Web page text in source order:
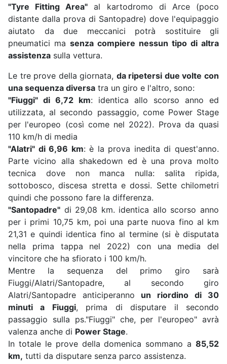
"Tyre Fitting Area" al kartodromo di Arce (poco
distante dalla prova di Santopadre) dove l'equipaggio
aiutato da due meccanici potrà sostituire gli
pneumatici ma senza compiere nessun tipo di altra
assistenza sulla vettura.
Le tre prove della giornata, da ripetersi due volte con
una sequenza diversa tra un giro e l'altro, sono:
"Fiuggi" di 6,72 km: identica allo scorso anno ed
utilizzata, al secondo passaggio, come Power Stage
per l'europeo (così come nel 2022). Prova da quasi
110 km/h di media
"Alatri" di 6,96 km: è la prova inedita di quest'anno.
Parte vicino alla shakedown ed è una prova molto
tecnica dove non manca nulla: salita ripida,
sottobosco, discesa stretta e dossi. Sette chilometri
quindi che possono fare la differenza.
"Santopadre" di 29,08 km. identica allo scorso anno
per i primi 10,75 km, poi una parte nuova fino al km
21,31 e quindi identica fino al termine (si è disputata
nella prima tappa nel 2022) con una media del
vincitore che ha sfiorato i 100 km/h.
Mentre la sequenza del primo giro sarà
Fiuggi/Alatri/Santopadre, al secondo giro
Alatri/Santopadre anticiperanno un riordino di 30
minuti a Fiuggi, prima di disputare il secondo
passaggio sulla ps."Fiuggi" che, per l'europeo" avrà
valenza anche di Power Stage.
In totale le prove della domenica sommano a 85,52
km, tutti da disputare senza parco assistenza.